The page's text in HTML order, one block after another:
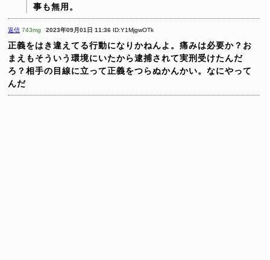
事も無用。
返信 743mg 2023年09月01日 11:36 ID:Y1MjgwOTk
正義をはき違えてる行動になりかねんよ。痛みは必要か？お
まえもそういう環境にいたから逮捕されて実刑受けたんだ
ろ？相手の目線に立って正義をつらぬかんかい。なにやって
んだ